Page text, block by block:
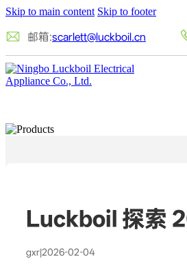
Skip to main content Skip to footer
邮箱:scarlett@luckboil.cn
Luckboil 探索
gxr|2026-02-04